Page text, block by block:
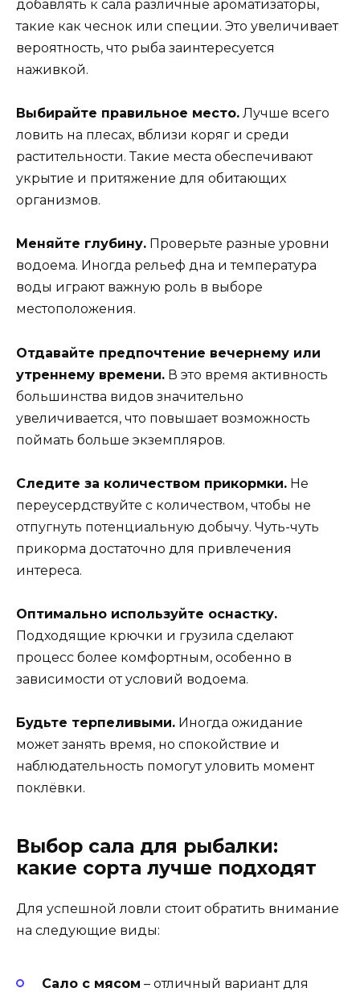
добавлять к сала различные ароматизаторы,
такие как чеснок или специи. Это увеличивает
вероятность, что рыба заинтересуется
наживкой.
Выбирайте правильное место. Лучше всего
ловить на плесах, вблизи коряг и среди
растительности. Такие места обеспечивают
укрытие и притяжение для обитающих
организмов.
Меняйте глубину. Проверьте разные уровни
водоема. Иногда рельеф дна и температура
воды играют важную роль в выборе
местоположения.
Отдавайте предпочтение вечернему или
утреннему времени. В это время активность
большинства видов значительно
увеличивается, что повышает возможность
поймать больше экземпляров.
Следите за количеством прикормки. Не
переусердствуйте с количеством, чтобы не
отпугнуть потенциальную добычу. Чуть-чуть
прикорма достаточно для привлечения
интереса.
Оптимально используйте оснастку.
Подходящие крючки и грузила сделают
процесс более комфортным, особенно в
зависимости от условий водоема.
Будьте терпеливыми. Иногда ожидание
может занять время, но спокойствие и
наблюдательность помогут уловить момент
поклёвки.
Выбор сала для рыбалки:
какие сорта лучше подходят
Для успешной ловли стоит обратить внимание
на следующие виды:
Сало с мясом – отличный вариант для